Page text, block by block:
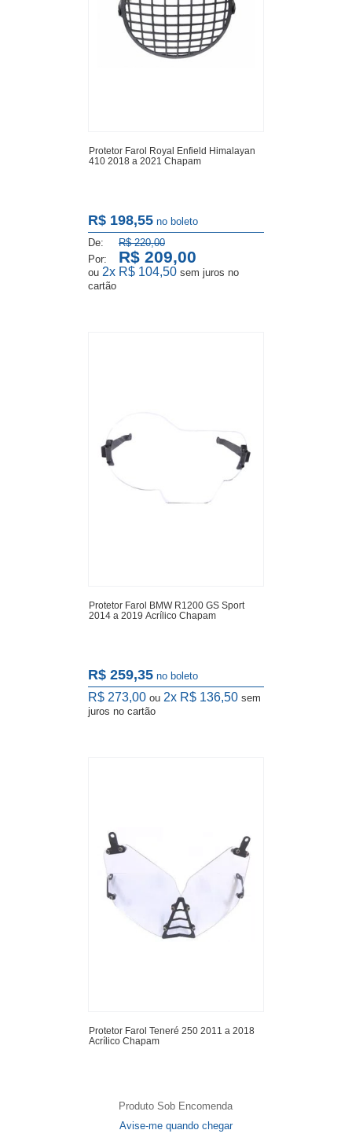
Protetor Farol Royal Enfield Himalayan
410 2018 a 2021 Chapam
R$ 198,55 no boleto
De:
R$ 220,00
Por:
R$ 209,00
ou 2x R$ 104,50 sem juros no
cartão
Protetor Farol BMW R1200 GS Sport
2014 a 2019 Acrílico Chapam
R$ 259,35 no boleto
R$ 273,00 ou 2x R$ 136,50 sem
juros no cartão
Protetor Farol Teneré 250 2011 a 2018
Acrílico Chapam
Produto Sob Encomenda
Avise-me quando chegar